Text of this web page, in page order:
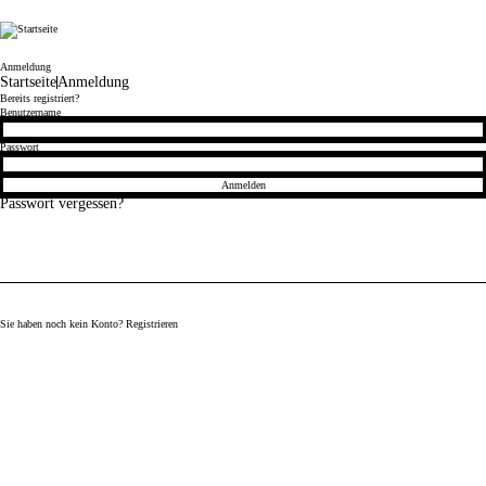
Cicor
Anmeldung
StartseiteAnmeldung
Bereits registriert?
Anmeldung
Benutzername
Passwort
Anmelden
Passwort vergessen?
Sie haben noch kein Konto? Registrieren